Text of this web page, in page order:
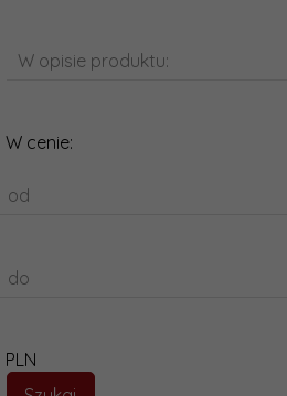
W opisie produktu:
W cenie:
od
do
PLN